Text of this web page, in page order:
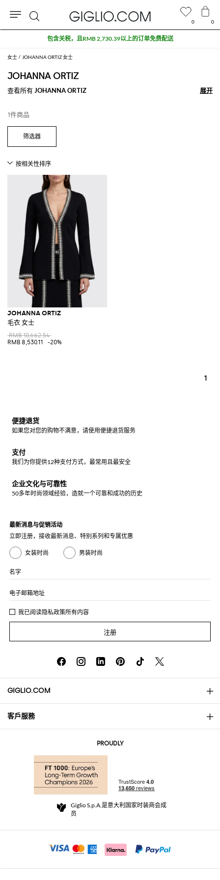
女士 JOHANNA ORTIZ 女士
JOHANNA ORTIZ
查看所有JOHANNA ORTIZ 展开
展开
1件商品
JOHANNA ORTIZ
毛衣 女士
RMB 10,662.54
RMB 8,530.11
-20%
1
0 0
包含关税，且RMB 2,730.39以上的订单免费配送
便捷退货
如果您对您的购物不满意，请使用便捷退货服务
支付
我们为你提供12种支付方式，最常用且最安全
企业文化与可靠性
50多年时尚领域经验，造就一个可靠和成功的历史
最新消息与促销活动
立即注册，接收最新消息、特别系列和专属优惠
女装时尚 男装时尚
名字
电子邮箱地址
我已阅读隐私政策所有内容
注册
GIGLIO.COM
About
Community Store
Beauty Seekers VIP Club
客戶服務
退货与退款
For a safe shopping experience
Security Communication
PROUDLY
Giglio S.p.A.是意大利国家时装商会成
员